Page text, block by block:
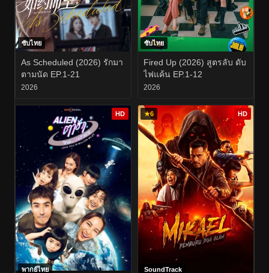
ซับไทย
As Scheduled (2026) รักมา
ตามนัด EP.1-21
2026
ซับไทย
Fired Up (2026) สูตรลับ ดับ
ไฟแค้น EP.1-12
2026
HD
พากย์ไทย
★6 HD
SoundTrack